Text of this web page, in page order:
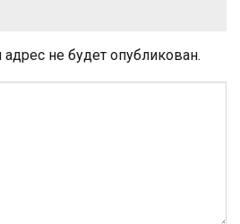
не будет опубликован.